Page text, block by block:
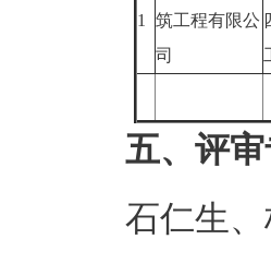
1
筑工程有限公
司
五、评
石仁生